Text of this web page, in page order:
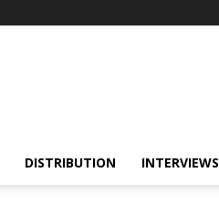
DISTRIBUTION INTERVIEWS